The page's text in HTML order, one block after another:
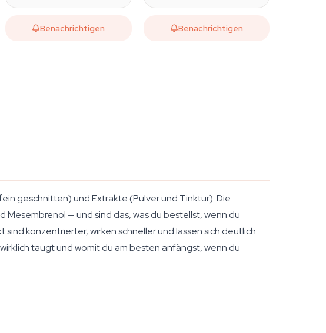
Benachrichtigen Benachrichtigen
geschnitten) und Extrakte (Pulver und Tinktur). Die
— und sind das, was du bestellst, wenn du
konzentrierter, wirken schneller und lassen sich deutlich
taugt und womit du am besten anfängst, wenn du